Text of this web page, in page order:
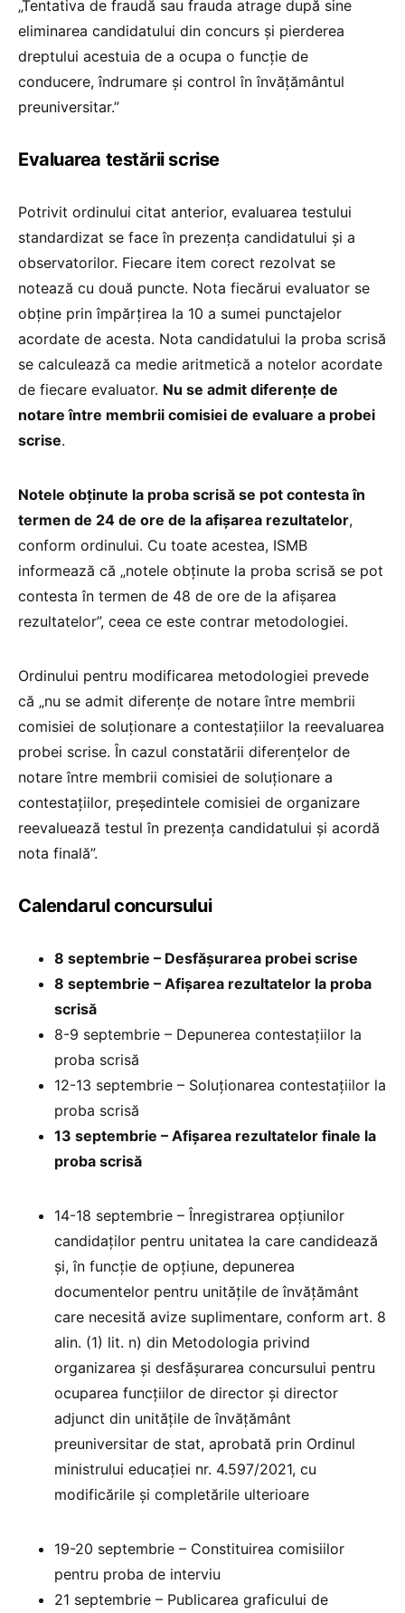
„Tentativa de fraudă sau frauda atrage după sine
eliminarea candidatului din concurs şi pierderea
dreptului acestuia de a ocupa o funcţie de
conducere, îndrumare şi control în învăţământul
preuniversitar.”
Evaluarea testării scrise
Potrivit ordinului citat anterior, evaluarea testului
standardizat se face în prezența candidatului și a
observatorilor. Fiecare item corect rezolvat se
notează cu două puncte. Nota fiecărui evaluator se
obține prin împărțirea la 10 a sumei punctajelor
acordate de acesta. Nota candidatului la proba scrisă
se calculează ca medie aritmetică a notelor acordate
de fiecare evaluator. Nu se admit diferențe de
notare între membrii comisiei de evaluare a probei
scrise.
Notele obținute la proba scrisă se pot contesta în
termen de 24 de ore de la afișarea rezultatelor,
conform ordinului. Cu toate acestea, ISMB
informează că „notele obținute la proba scrisă se pot
contesta în termen de 48 de ore de la afișarea
rezultatelor”, ceea ce este contrar metodologiei.
Ordinului pentru modificarea metodologiei prevede
că „nu se admit diferențe de notare între membrii
comisiei de soluționare a contestațiilor la reevaluarea
probei scrise. În cazul constatării diferențelor de
notare între membrii comisiei de soluționare a
contestațiilor, președintele comisiei de organizare
reevaluează testul în prezența candidatului și acordă
nota finală”.
Calendarul concursului
8 septembrie – Desfășurarea probei scrise
8 septembrie – Afișarea rezultatelor la proba
scrisă
8-9 septembrie – Depunerea contestațiilor la
proba scrisă
12-13 septembrie – Soluționarea contestațiilor la
proba scrisă
13 septembrie – Afișarea rezultatelor finale la
proba scrisă
14-18 septembrie – Înregistrarea opțiunilor
candidaților pentru unitatea la care candidează
și, în funcție de opțiune, depunerea
documentelor pentru unitățile de învățământ
care necesită avize suplimentare, conform art. 8
alin. (1) lit. n) din Metodologia privind
organizarea și desfășurarea concursului pentru
ocuparea funcțiilor de director și director
adjunct din unitățile de învățământ
preuniversitar de stat, aprobată prin Ordinul
ministrului educației nr. 4.597/2021, cu
modificările și completările ulterioare
19-20 septembrie – Constituirea comisiilor
pentru proba de interviu
21 septembrie – Publicarea graficului de